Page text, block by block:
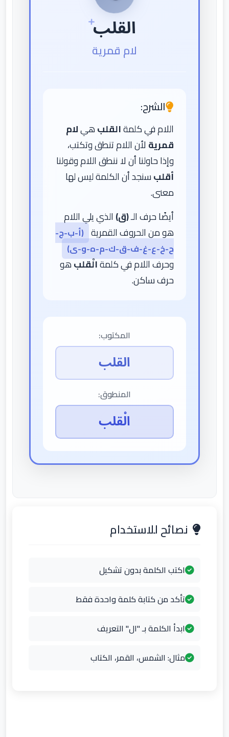
القلب
لام قمرية
الشرح:
اللام في كلمةالقلبهيلام
قمريةلأن اللام تنطق وتكتب،
وإذا حاولنا أن لا ننطق اللام وقولنا
أقلبسنجد أن الكلمة ليس لها
معنى.
أيضًا حرف الـ(ق)الذي يلي اللام
هو من الحروف القمرية (أ-ب-ج-
ح-خ-ع-غ-ف-ق-ك-م-ه-و-ى)
وحرف اللام في كلمةالْقلبهو
حرف ساكن.
المكتوب:
القلب
المنطوق:
الْقلب
نصائح للاستخدام
اكتب الكلمة بدون تشكيل
تأكد من كتابة كلمة واحدة فقط
ابدأ الكلمة بـ "ال" التعريف
مثال: الشمس، القمر، الكتاب